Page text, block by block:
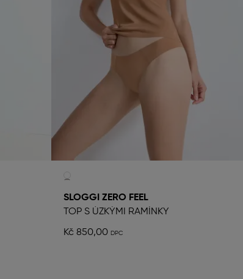
SLOGGI ZERO FEEL
TOP S ÚZKÝMI RAMÍNKY
Kč 850,00